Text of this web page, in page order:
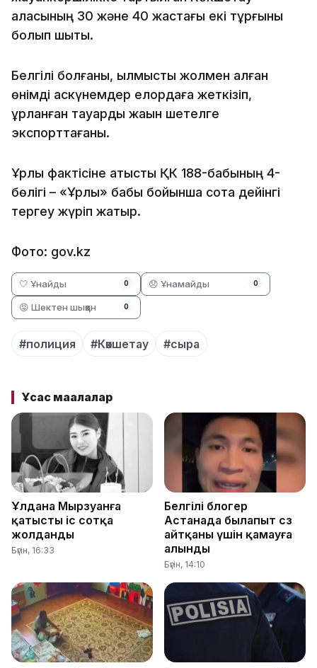
қаласының 30 және 40 жастағы екі тұрғыны
болып шықты.
Белгілі болғаны, қылмыстық жолмен алған
өнімді қаскүнемдер елордаға жеткізіп,
ұрланған тауарды жақын шетелге
экспорттағаны.
Ұрлық фактісіне қатысты ҚК 188-бабының 4-
бөлігі – «Ұрлық» бабы бойынша сотқа дейінгі
тергеу жүріп жатыр.
Фото: gov.kz
🤍 Ұнайды 0 😞 Ұнамайды 0
😡 Шектен шыққан 0
#полиция #Көкшетау #сыра
Ұқсас мақалалар
Ұлдана Мырзуанға
қатысты іс сотқа
жолданды
Бүгін, 16:33
Белгілі блогер
Астанада былапыт сөз
айтқаны үшін қамауға
алынды
Бүгін, 14:10